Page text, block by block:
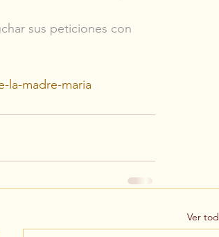
sus peticiones con
la-madre-maria
Ver